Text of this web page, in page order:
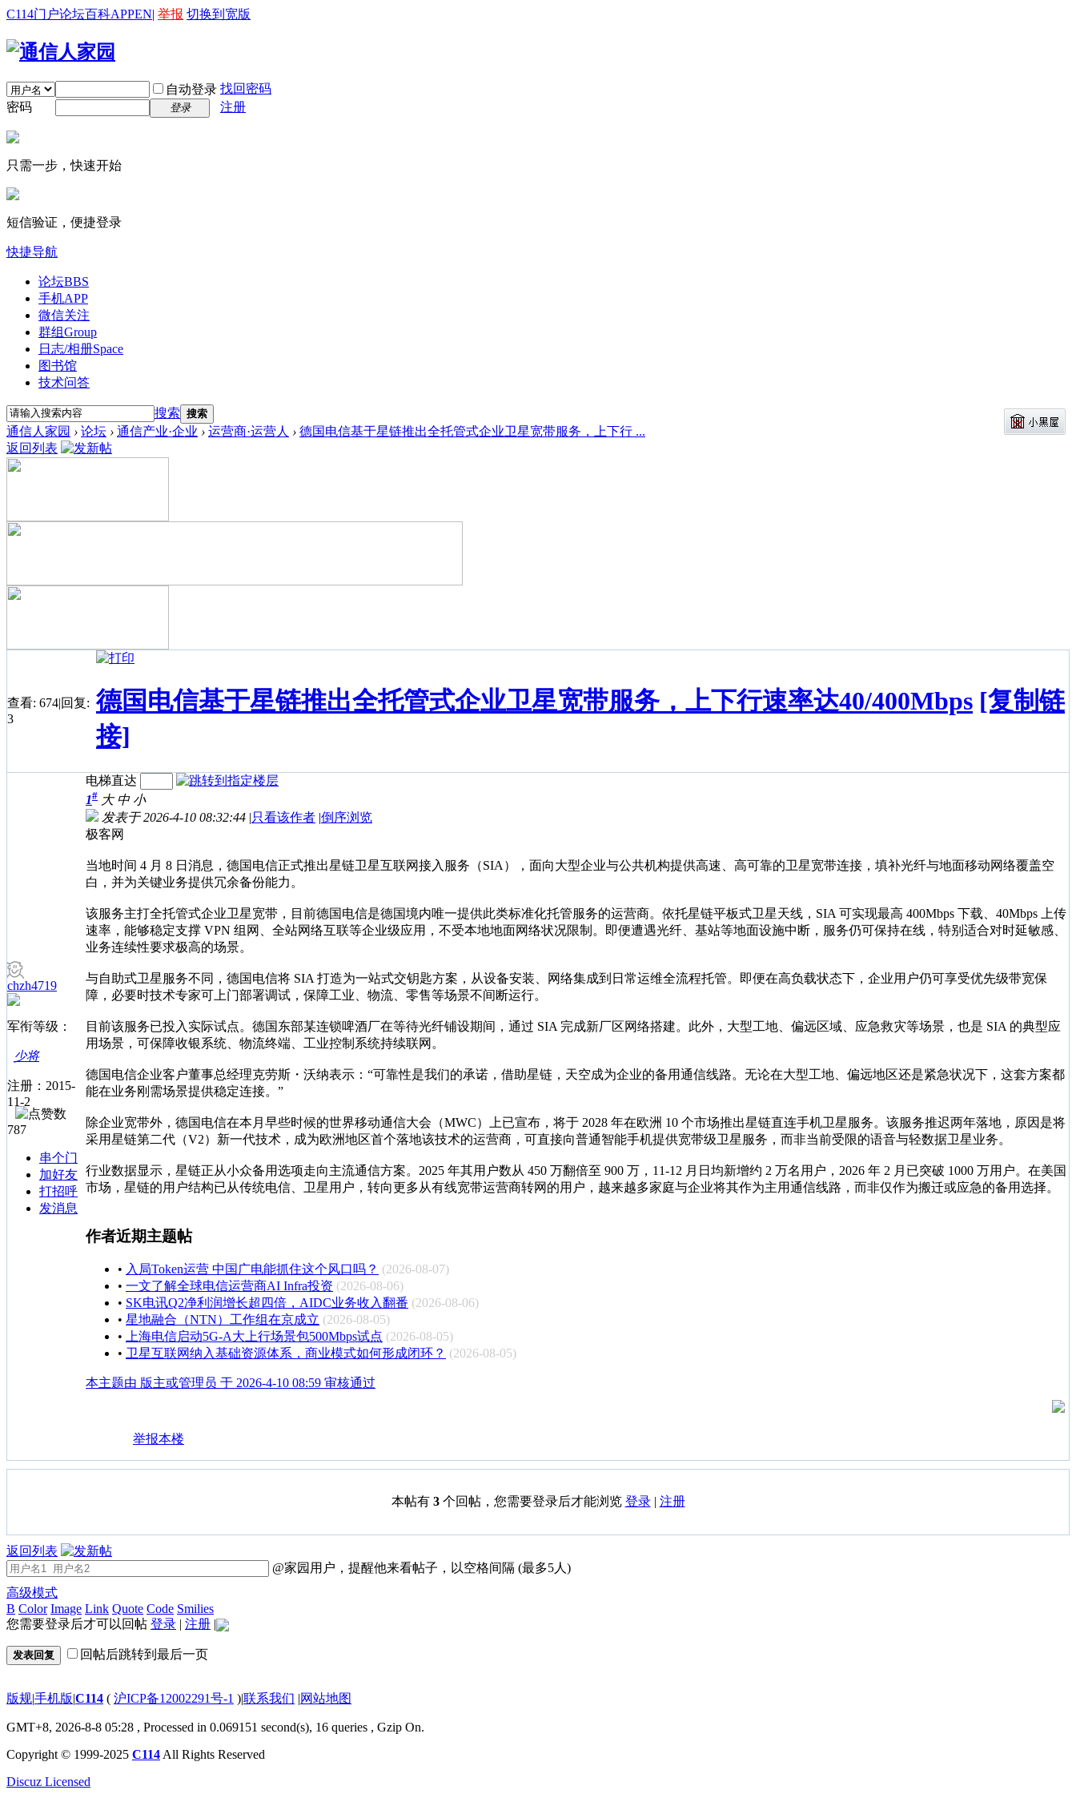
C114门户论坛百科APPEN| 举报 切换到宽版
自动登录 找回密码
密码
登录 注册
只需一步，快速开始
短信验证，便捷登录
快捷导航
论坛BBS
手机APP
微信关注
群组Group
日志/相册Space
图书馆
技术问答
搜索 搜索
通信人家园 › 论坛 › 通信产业·企业 › 运营商·运营人 › 德国电信基于星链推出全托管式企业卫星宽带服务，上下行 ...
返回列表
查看: 674|回复:
3
德国电信基于星链推出全托管式企业卫星宽带服务，上下行速率达40/400Mbps [复制链
接]
chzh4719
军衔等级：
少将
注册：2015-
11-2
787
串个门
加好友
打招呼
发消息
电梯直达
1# 大 中 小
发表于 2026-4-10 08:32:44 |只看该作者 |倒序浏览
极客网
当地时间 4 月 8 日消息，德国电信正式推出星链卫星互联网接入服务（SIA），面向大型企业与公共机构提供高速、高可靠的卫星宽带连接，填补光纤与地面移动网络覆盖空
白，并为关键业务提供冗余备份能力。
该服务主打全托管式企业卫星宽带，目前德国电信是德国境内唯一提供此类标准化托管服务的运营商。依托星链平板式卫星天线，SIA 可实现最高 400Mbps 下载、40Mbps 上传
速率，能够稳定支撑 VPN 组网、全站网络互联等企业级应用，不受本地地面网络状况限制。即便遭遇光纤、基站等地面设施中断，服务仍可保持在线，特别适合对时延敏感、
业务连续性要求极高的场景。
与自助式卫星服务不同，德国电信将 SIA 打造为一站式交钥匙方案，从设备安装、网络集成到日常运维全流程托管。即便在高负载状态下，企业用户仍可享受优先级带宽保
障，必要时技术专家可上门部署调试，保障工业、物流、零售等场景不间断运行。
目前该服务已投入实际试点。德国东部某连锁啤酒厂在等待光纤铺设期间，通过 SIA 完成新厂区网络搭建。此外，大型工地、偏远区域、应急救灾等场景，也是 SIA 的典型应
用场景，可保障收银系统、物流终端、工业控制系统持续联网。
德国电信企业客户董事总经理克劳斯・沃纳表示：“可靠性是我们的承诺，借助星链，天空成为企业的备用通信线路。无论在大型工地、偏远地区还是紧急状况下，这套方案都
能在业务刚需场景提供稳定连接。”
除企业宽带外，德国电信在本月早些时候的世界移动通信大会（MWC）上已宣布，将于 2028 年在欧洲 10 个市场推出星链直连手机卫星服务。该服务推迟两年落地，原因是将
采用星链第二代（V2）新一代技术，成为欧洲地区首个落地该技术的运营商，可直接向普通智能手机提供宽带级卫星服务，而非当前受限的语音与轻数据卫星业务。
行业数据显示，星链正从小众备用选项走向主流通信方案。2025 年其用户数从 450 万翻倍至 900 万，11-12 月日均新增约 2 万名用户，2026 年 2 月已突破 1000 万用户。在美国
市场，星链的用户结构已从传统电信、卫星用户，转向更多从有线宽带运营商转网的用户，越来越多家庭与企业将其作为主用通信线路，而非仅作为搬迁或应急的备用选择。
作者近期主题帖
• 入局Token运营 中国广电能抓住这个风口吗？ (2026-08-07)
• 一文了解全球电信运营商AI Infra投资 (2026-08-06)
• SK电讯Q2净利润增长超四倍，AIDC业务收入翻番 (2026-08-06)
• 星地融合（NTN）工作组在京成立 (2026-08-05)
•
上海电信启动5G-A大上行场景包500Mbps试点 (2026-08-05)
• 卫星互联网纳入基础资源体系，商业模式如何形成闭环？ (2026-08-05)
本主题由 版主或管理员 于 2026-4-10 08:59 审核通过
举报本楼
本帖有 3个回帖，您需要登录后才能浏览 登录| 注册
返回列表
@家园用户，提醒他来看帖子，以空格间隔 (最多5人)
高级模式
B Color Image Link Quote Code Smilies
您需要登录后才可以回帖 登录 | 注册 |
发表回复 回帖后跳转到最后一页
版规|手机版|C114 ( 沪ICP备12002291号-1 )|联系我们 |网站地图
GMT+8, 2026-8-8 05:28 , Processed in 0.069151 second(s), 16 queries , Gzip On.
Copyright © 1999-2025 C114 All Rights Reserved
Discuz Licensed